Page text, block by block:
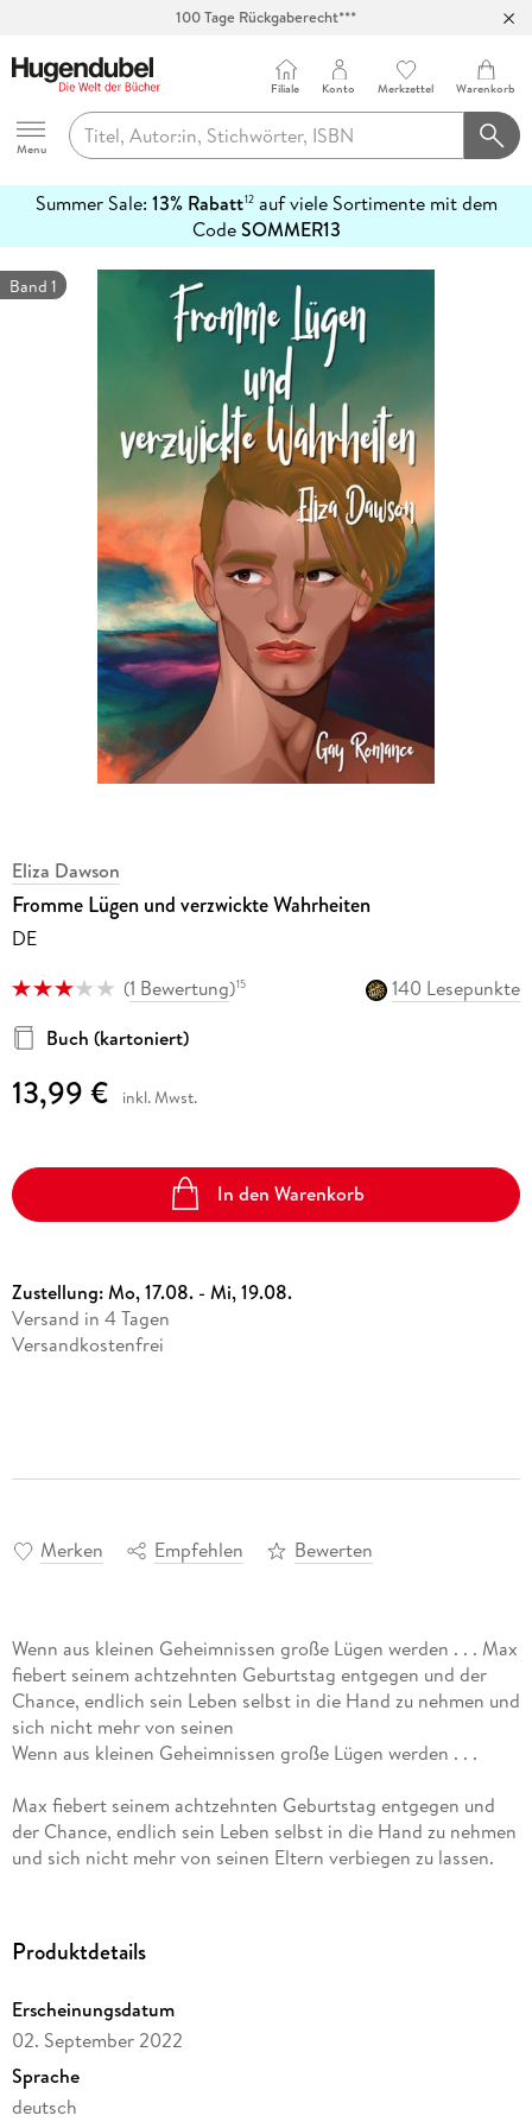
100 Tage Rückgaberecht***
Hugendubel
Menu
Filiale Konto Merkzettel Warenkorb
Summer Sale: 13% Rabatt12auf viele Sortimente mit dem
CodeSOMMER13
erfahren
Band 1
Eliza Dawson
Fromme Lügen und verzwickte Wahrheiten
DE
(1 Bewertung)15
140 Lesepunkte
Buch (kartoniert)
13,99 € inkl. Mwst.
In den Warenkorb
Zustellung:Mo, 17.08. - Mi, 19.08.
Versand in 4 Tagen
Versandkostenfrei
Merken Empfehlen Bewerten
Wenn aus kleinen Geheimnissen große Lügen werden . . . Max
fiebert seinem achtzehnten Geburtstag entgegen und der
Chance, endlich sein Leben selbst in die Hand zu nehmen und
sich nicht mehr von seinen
Wenn aus kleinen Geheimnissen große Lügen werden . . .
Max fiebert seinem achtzehnten Geburtstag entgegen und
der Chance, endlich sein Leben selbst in die Hand zu nehmen
und sich nicht mehr von seinen Eltern verbiegen zu lassen.
Oder dass er schwul ist.
Den Mut, sich vor ihnen zu outen, bringt er auch mit
achtzehn nicht auf, aber dafür traut er sich zum ersten Mal
abends in den Gay-Club Romeo&Romeo. Dort trifft er auf
Nico - ein paar Jahre älter, charmant und verdammt gut
aussehend. Es funkt gewaltig, doch für Max ist klar, dass Nico
Produktdetails
Erscheinungsdatum
02. September 2022
Sprache
deutsch